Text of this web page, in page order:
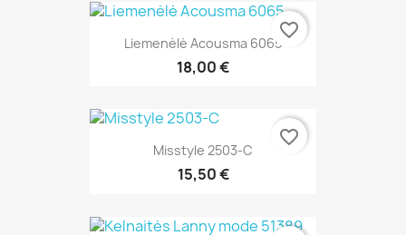
Liemenėlė Acousma 6065
18,00 €
favorite_border
Misstyle 2503-C
15,50 €
favorite_border